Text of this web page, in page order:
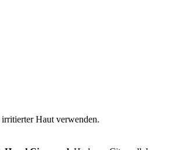
Haut verwenden.